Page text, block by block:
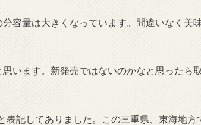
容量は大きくなっています。間違いなく美
います。新発売ではないのかなと思ったら取
表記してありました。この三重県、東海地方